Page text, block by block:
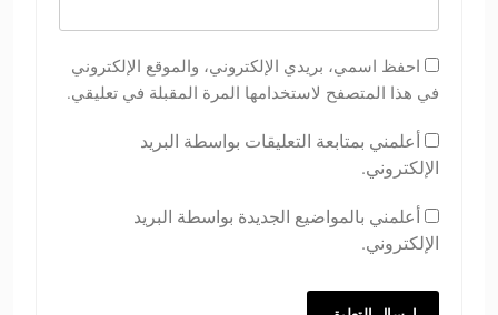
احفظ اسمي، بريدي الإلكتروني، والموقع الإلكتروني
في هذا المتصفح لاستخدامها المرة المقبلة في تعليقي.
أعلمني بمتابعة التعليقات بواسطة البريد
الإلكتروني.
أعلمني بالمواضيع الجديدة بواسطة البريد
الإلكتروني.